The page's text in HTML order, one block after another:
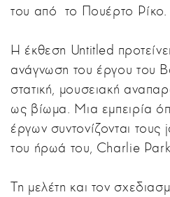
του από το Πουέρτο Ρίκο.
Η έκθεση Untitled
ανάγνωση του έργου του
στατική, μουσειακή
ως βίωμα. Μια εμπειρία
έργων συντονίζονται
του ήρωά του, Charlie
Τη μελέτη και τον